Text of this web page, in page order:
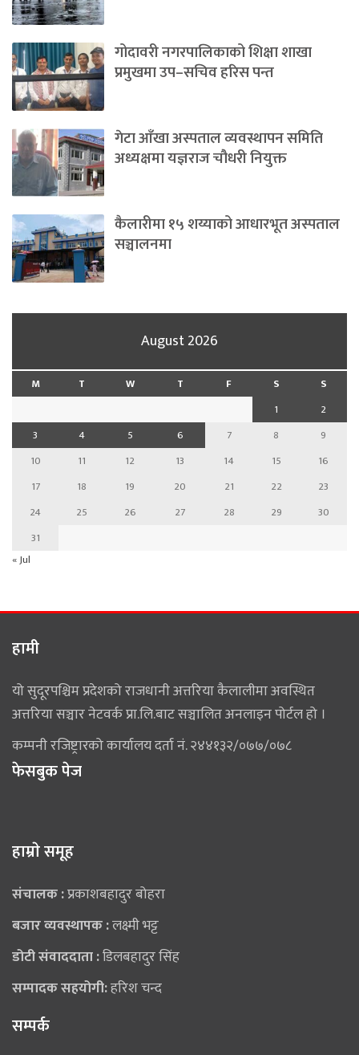
गोदावरी नगरपालिकाको शिक्षा शाखा
प्रमुखमा उप–सचिव हरिस पन्त
गेटा आँखा अस्पताल व्यवस्थापन समिति
अध्यक्षमा यज्ञराज चौधरी नियुक्त
कैलारीमा १५ शय्याको आधारभूत अस्पताल
सञ्चालनमा
August 2026
M T W T F S
S
1
2
3
4 5 6 7 8
9
10
11 12 13 14 15
16
17
18 19 20 21 22
23
24
25 26 27 28 29
30
31
« Jul
हामी
यो सुदूरपश्चिम प्रदेशको राजधानी अत्तरिया कैलालीमा अवस्थित
अत्तरिया सञ्चार नेटवर्क प्रा.लि.बाट सञ्चालित अनलाइन पोर्टल हो ।
कम्पनी रजिष्ट्रारको कार्यालय दर्ता नं. २४४१३२/०७७/०७८
फेसबुक पेज
हाम्राे समूह
संचालक :प्रकाशबहादुर बोहरा
बजार व्यवस्थापक :लक्ष्मी भट्ट
डोटी संवाददाता :डिलबहादुर सिंह
सम्पादक सहयोगी:हरिश चन्द
सम्पर्क